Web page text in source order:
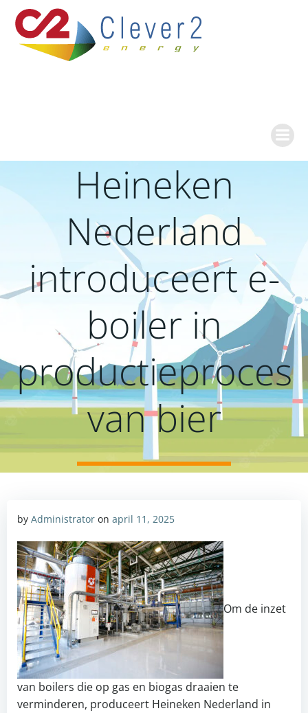
naar
de
inhoud
Heineken
Nederland
introduceert e-
boiler in
productieproces
van bier
by Administrator on april 11, 2025
Om de inzet
van boilers die op gas en biogas draaien te
verminderen, produceert Heineken Nederland in